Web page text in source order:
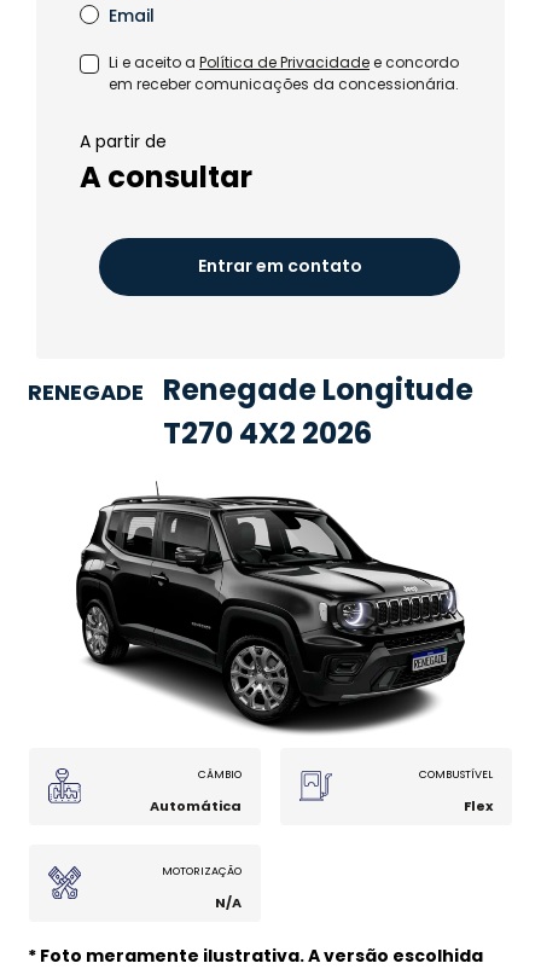
RENEGADE
Renegade Longitude
T270 4X2 2026
CÂMBIO
Automática
COMBUSTÍVEL
Flex
MOTORIZAÇÃO
N/A
* Foto meramente ilustrativa. A versão escolhida
Email
Li e aceito a Política de Privacidadee concordo
em receber comunicações da concessionária.
A partir de
A consultar
Entrar em contato